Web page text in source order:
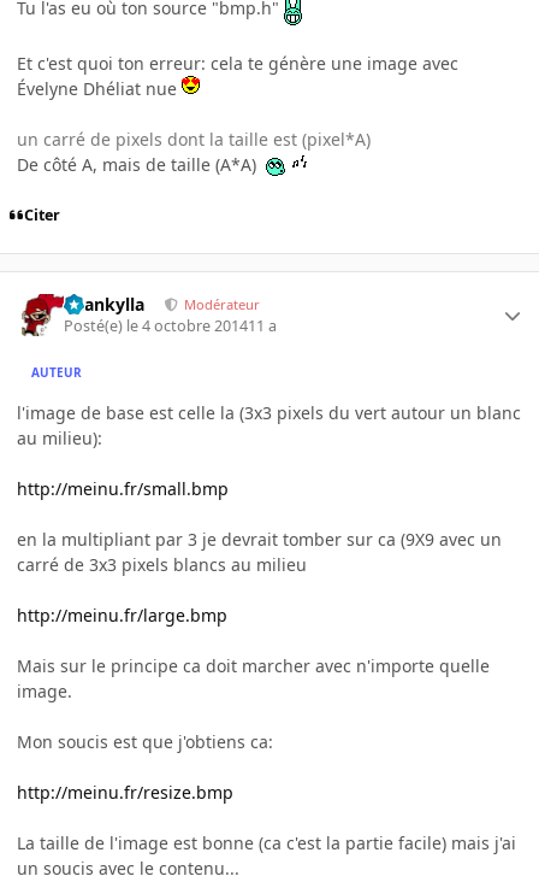
Tu l'as eu où ton source "bmp.h"
Et c'est quoi ton erreur: cela te génère une image avec
Évelyne Dhéliat nue
un carré de pixels dont la taille est (pixel*A)
De côté A, mais de taille (A*A)
Citer
beankylla Modérateur
Posté(e) le 4 octobre 201411 a
AUTEUR
l'image de base est celle la (3x3 pixels du vert autour un blanc
au milieu):
http://meinu.fr/small.bmp
en la multipliant par 3 je devrait tomber sur ca (9X9 avec un
carré de 3x3 pixels blancs au milieu
http://meinu.fr/large.bmp
Mais sur le principe ca doit marcher avec n'importe quelle
image.
Mon soucis est que j'obtiens ca:
http://meinu.fr/resize.bmp
La taille de l'image est bonne (ca c'est la partie facile) mais j'ai
un soucis avec le contenu...